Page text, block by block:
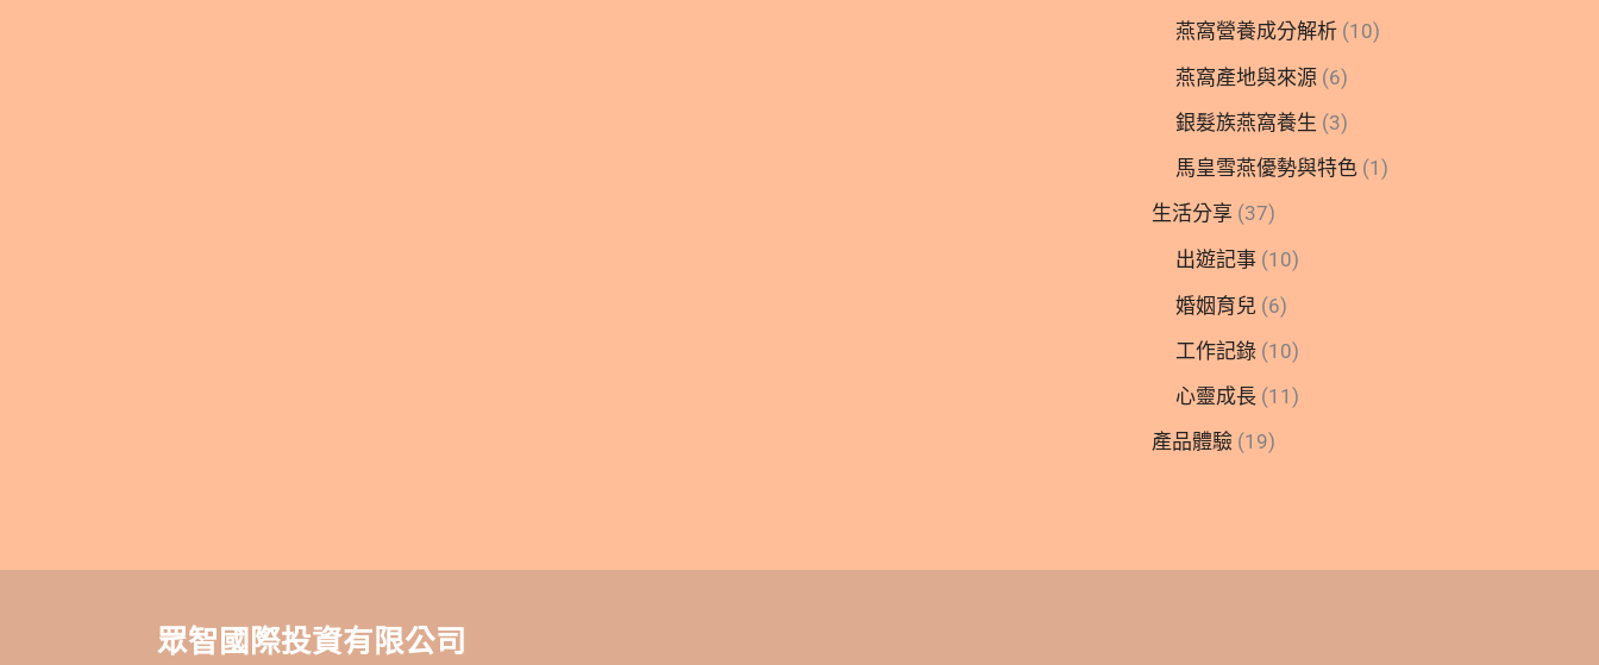
燕窩營養成分解析 (10)
燕窩產地與來源 (6)
銀髮族燕窩養生 (3)
馬皇雪燕優勢與特色 (1)
生活分享 (37)
出遊記事 (10)
婚姻育兒 (6)
工作記錄 (10)
心靈成長 (11)
產品體驗 (19)
眾智國際投資有限公司